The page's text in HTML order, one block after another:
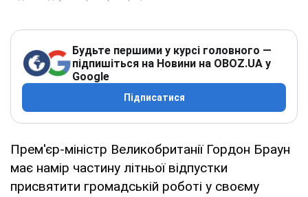
Будьте першими у курсі головного —
підпишіться на Новини на OBOZ.UA у
Google
Підписатися
Прем'єр-міністр Великобританії Гордон Браун
має намір частину літньої відпустки
присвятити громадській роботі у своєму